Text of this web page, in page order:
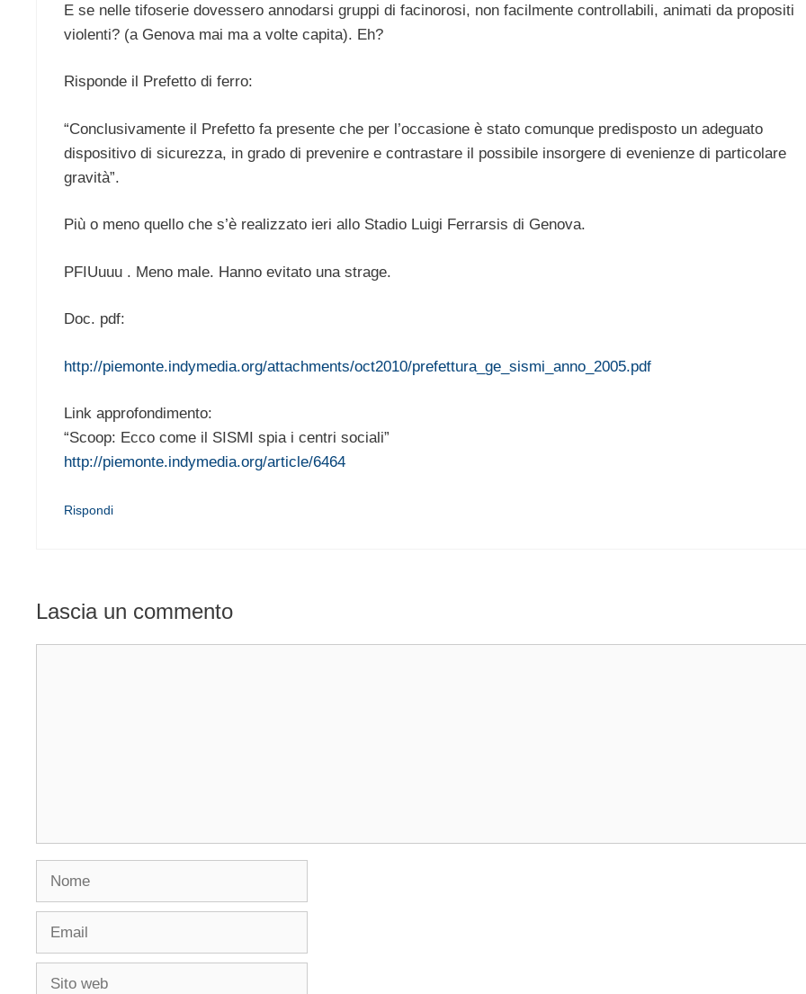
E se nelle tifoserie dovessero annodarsi gruppi di facinorosi, non facilmente controllabili, animati da propositi
violenti? (a Genova mai ma a volte capita). Eh?
Risponde il Prefetto di ferro:
“Conclusivamente il Prefetto fa presente che per l’occasione è stato comunque predisposto un adeguato
dispositivo di sicurezza, in grado di prevenire e contrastare il possibile insorgere di evenienze di particolare
gravità”.
Più o meno quello che s’è realizzato ieri allo Stadio Luigi Ferrarsis di Genova.
PFIUuuu . Meno male. Hanno evitato una strage.
Doc. pdf:
http://piemonte.indymedia.org/attachments/oct2010/prefettura_ge_sismi_anno_2005.pdf
Link approfondimento:
“Scoop: Ecco come il SISMI spia i centri sociali”
http://piemonte.indymedia.org/article/6464
Rispondi
Lascia un commento
Nome
Email
Sito